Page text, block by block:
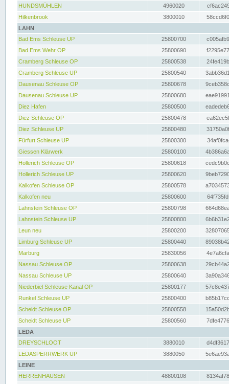
HUNDSMÜHLEN
4960020
Hilkenbrook
3800010
LAHN
Bad Ems Schleuse UP
25800700
Bad Ems Wehr OP
25800690
Cramberg Schleuse OP
25800538
Cramberg Schleuse UP
25800540
Dausenau Schleuse OP
25800678
Dausenau Schleuse UP
25800680
Diez Hafen
25800500
Diez Schleuse OP
25800478
Diez Schleuse UP
25800480
Fürfurt Schleuse UP
25800300
Giessen Klärwerk
25800100
Hollerich Schleuse OP
25800618
Hollerich Schleuse UP
25800620
Kalkofen Schleuse OP
25800578
Kalkofen neu
25800600
Lahnstein Schleuse OP
25800798
Lahnstein Schleuse UP
25800800
Leun neu
25800200
Limburg Schleuse UP
25800440
Marburg
25830056
Nassau Schleuse OP
25800638
Nassau Schleuse UP
25800640
Niederbiel Schleuse Kanal OP
25800177
Runkel Schleuse UP
25800400
Scheidt Schleuse OP
25800558
Scheidt Schleuse UP
25800560
LEDA
DREYSCHLOOT
3880010
LEDASPERRWERK UP
3880050
LEINE
HERRENHAUSEN
48800108